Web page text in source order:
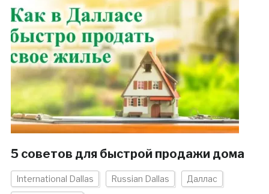
5 советов для быстрой продажи дома
International Dallas Russian Dallas Даллас